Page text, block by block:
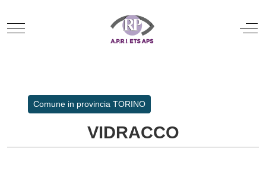
Mobile Menu Toggle Off-
Comune in provincia TORINO
VIDRACCO